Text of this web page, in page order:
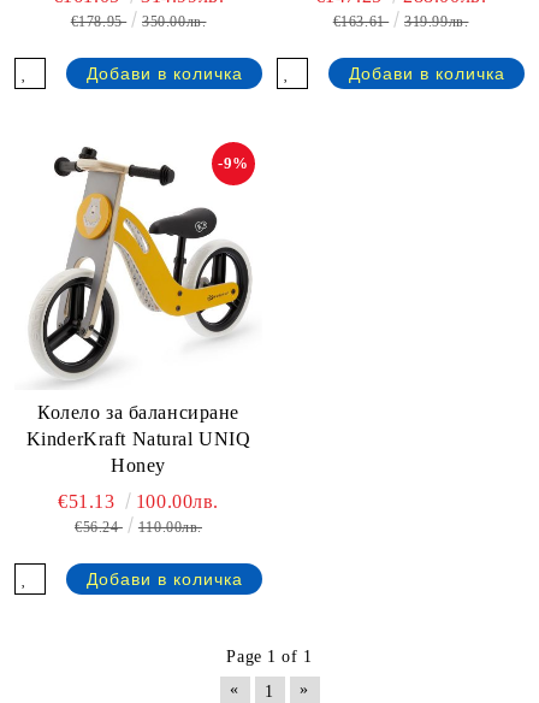
€178.95 350.00лв. €163.61 319.99лв.
Колело за балансиране
KinderKraft Natural UNIQ
Honey
-9%
€51.13 100.00лв.
€56.24 110.00лв.
Page 1 of 1
«
1 »